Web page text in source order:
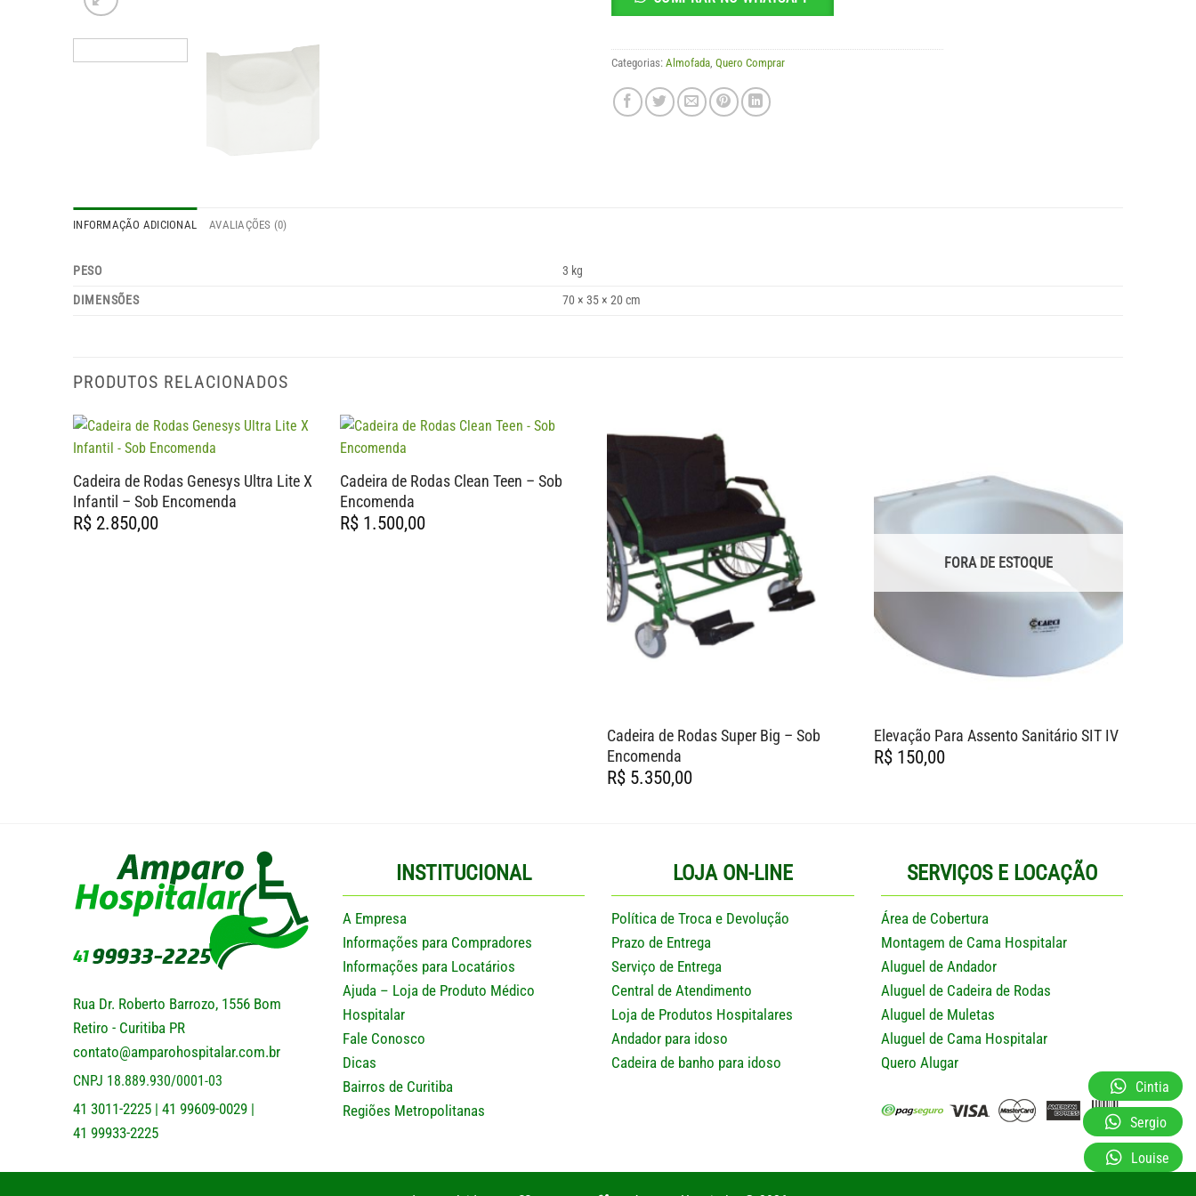
Categorias: Almofada Quero Comprar
INFORMAÇÃO ADICIONAL AVALIAÇÕES (0)
PESO
3 kg
DIMENSÕES
70 × 35 × 20 cm
PRODUTOS RELACIONADOS
Cadeira de Rodas Genesys Ultra Lite X
Infantil – Sob Encomenda
R$2.850,00
Cadeira de Rodas Clean Teen – Sob
Encomenda
R$1.500,00
Cadeira de Rodas Super Big – Sob
Encomenda
R$5.350,00
FORA DE ESTOQUE
Elevação Para Assento Sanitário SIT IV
R$150,00
Rua Dr. Roberto Barrozo, 1556 Bom
Retiro - Curitiba PR
contato@amparohospitalar.com.br
CNPJ 18.889.930/0001-03
41 3011-2225 | 41 99609-0029 |
41 99933-2225
INSTITUCIONAL
A Empresa
Informações para Compradores
Informações para Locatários
Ajuda – Loja de Produto Médico
Hospitalar
Fale Conosco
Dicas
Bairros de Curitiba
Regiões Metropolitanas
LOJA ON-LINE
Política de Troca e Devolução
Prazo de Entrega
Serviço de Entrega
Central de Atendimento
Loja de Produtos Hospitalares
Andador para idoso
Cadeira de banho para idoso
SERVIÇOS E LOCAÇÃO
Área de Cobertura
Montagem de Cama Hospitalar
Aluguel de Andador
Aluguel de Cadeira de Rodas
Aluguel de Muletas
Aluguel de Cama Hospitalar
Quero Alugar
Cintia
Louise
Sergio